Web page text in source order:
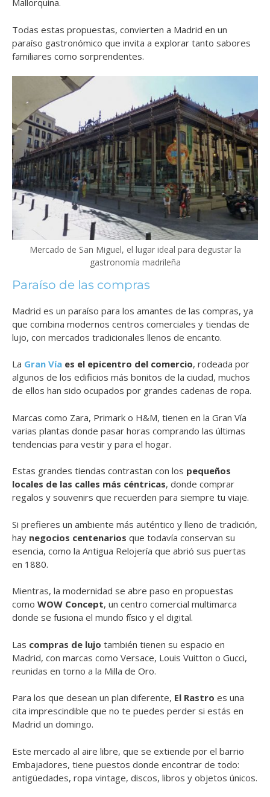
Mallorquina.
Todas estas propuestas, convierten a Madrid en un
paraíso gastronómico que invita a explorar tanto sabores
familiares como sorprendentes.
Mercado de San Miguel, el lugar ideal para degustar la
gastronomía madrileña
Paraíso de las compras
Madrid es un paraíso para los amantes de las compras, ya
que combina modernos centros comerciales y tiendas de
lujo, con mercados tradicionales llenos de encanto.
La Gran Vía es el epicentro del comercio, rodeada por
algunos de los edificios más bonitos de la ciudad, muchos
de ellos han sido ocupados por grandes cadenas de ropa.
Marcas como Zara, Primark o H&M, tienen en la Gran Vía
varias plantas donde pasar horas comprando las últimas
tendencias para vestir y para el hogar.
Estas grandes tiendas contrastan con los pequeños
locales de las calles más céntricas, donde comprar
regalos y souvenirs que recuerden para siempre tu viaje.
Si prefieres un ambiente más auténtico y lleno de tradición,
hay negocios centenarios que todavía conservan su
esencia, como la Antigua Relojería que abrió sus puertas
en 1880.
Mientras, la modernidad se abre paso en propuestas
como WOW Concept, un centro comercial multimarca
donde se fusiona el mundo físico y el digital.
Las compras de lujo también tienen su espacio en
Madrid, con marcas como Versace, Louis Vuitton o Gucci,
reunidas en torno a la Milla de Oro.
Para los que desean un plan diferente, El Rastro es una
cita imprescindible que no te puedes perder si estás en
Madrid un domingo.
Este mercado al aire libre, que se extiende por el barrio
Embajadores, tiene puestos donde encontrar de todo:
antigüedades, ropa vintage, discos, libros y objetos únicos.